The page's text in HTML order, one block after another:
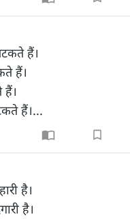
हैं।
हैं।
हैं।...
है।
है।